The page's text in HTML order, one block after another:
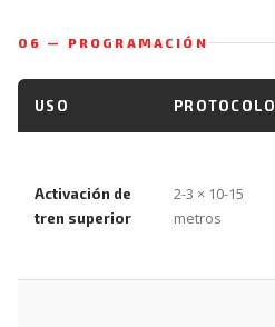
06 — PROGRAMACIÓN
USO PROTOCOLO
Activación de
tren superior
2-3 × 10-15
metros